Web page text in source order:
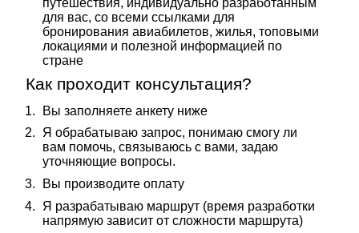
путешествия, индивидуально разработанным
для вас, со всеми ссылками для
бронирования авиабилетов, жилья, топовыми
локациями и полезной информацией по
стране
Как проходит консультация?
Вы заполняете анкету ниже
Я обрабатываю запрос, понимаю смогу ли
вам помочь, связываюсь с вами, задаю
уточняющие вопросы.
Вы производите оплату
Я разрабатываю маршрут (время разработки
напрямую зависит от сложности маршрута)